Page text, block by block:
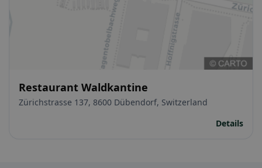
Restaurant Waldkantine
Zürichstrasse 137, 8600 Dübendorf, Switzerland
Details